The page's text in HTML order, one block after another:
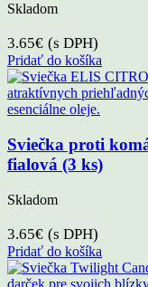
Skladom
3.65€ (s DPH)
Pridať do košíka
Sviečka proti
fialová (3 ks)
Skladom
3.65€ (s DPH)
Pridať do košíka